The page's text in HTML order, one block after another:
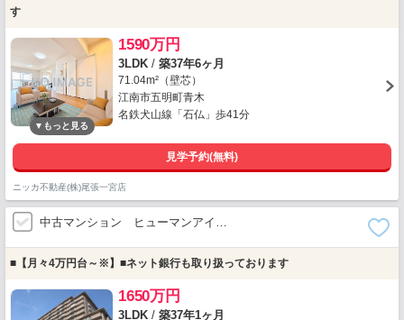
す
1590万円
3LDK / 築37年6ヶ月
71.04m²（壁芯）
江南市五明町青木
名鉄犬山線「石仏」歩41分
見学予約(無料)
ニッカ不動産(株)尾張一宮店
中古マンション ヒューマンアイ…
■【月々4万円台～※】■ネット銀行も取り扱っております
1650万円
3LDK / 築37年1ヶ月